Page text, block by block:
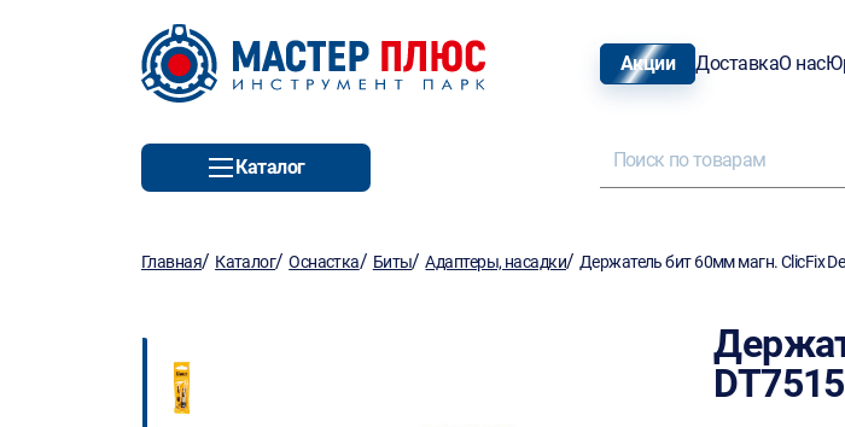
Акции ДоставкаО нас
Каталог
Главная/ Каталог/Оснастка/ Биты/Адаптеры, насадки/ Держатель бит 60мм магн. ClicFix